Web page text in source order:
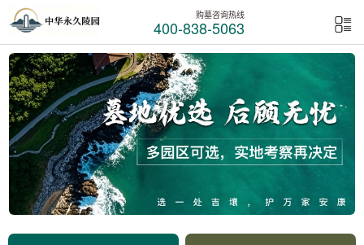
购墓咨询热线
400-838-5063